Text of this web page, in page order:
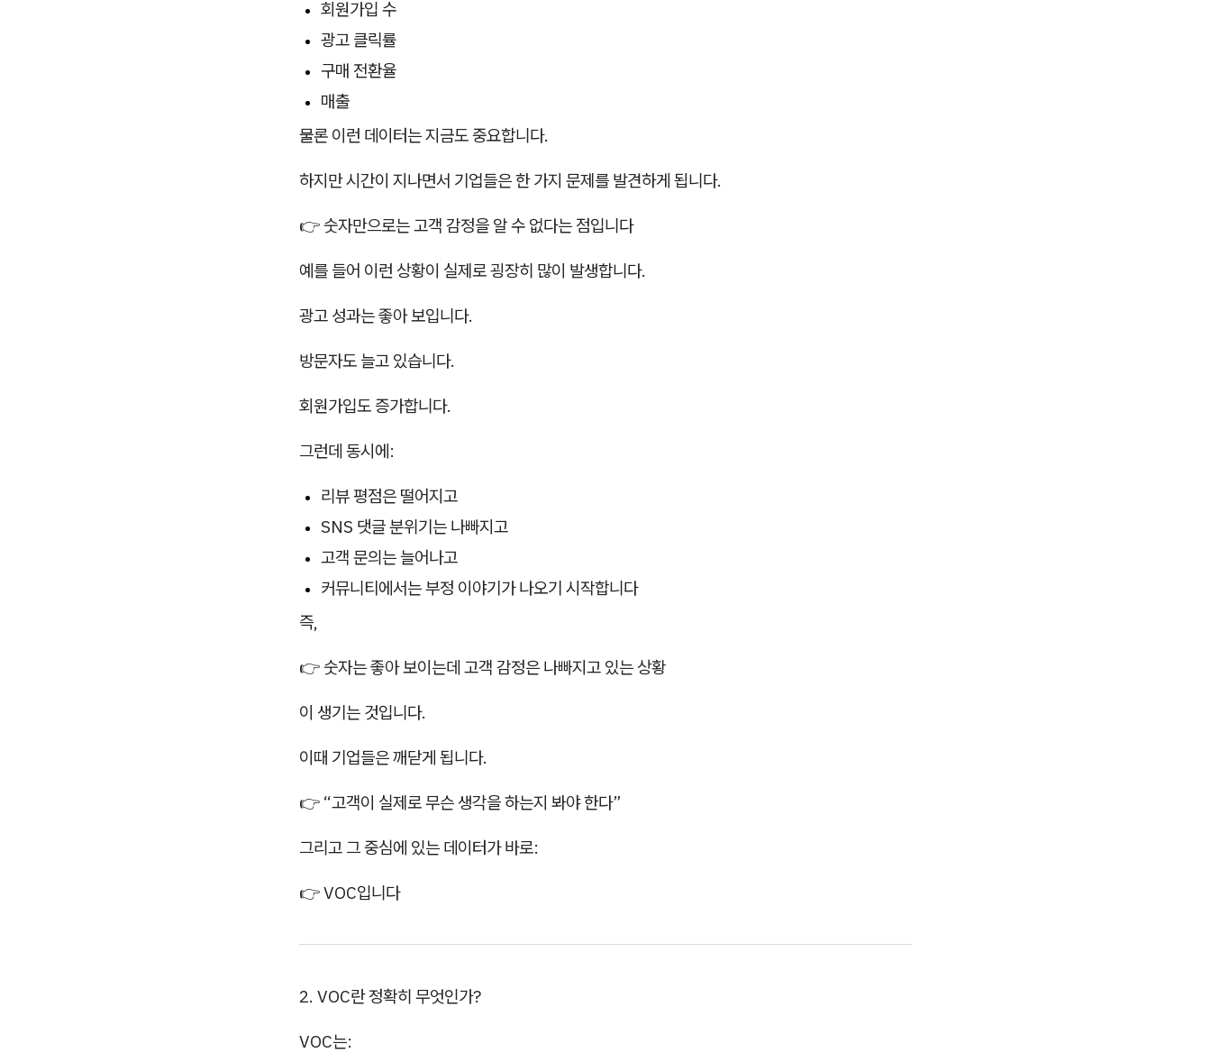
회원가입 수
광고 클릭률
구매 전환율
매출
물론 이런 데이터는 지금도 중요합니다.
하지만 시간이 지나면서 기업들은 한 가지 문제를 발견하게 됩니다.
👉 숫자만으로는 고객 감정을 알 수 없다는 점입니다
예를 들어 이런 상황이 실제로 굉장히 많이 발생합니다.
광고 성과는 좋아 보입니다.
방문자도 늘고 있습니다.
회원가입도 증가합니다.
그런데 동시에:
리뷰 평점은 떨어지고
SNS 댓글 분위기는 나빠지고
고객 문의는 늘어나고
커뮤니티에서는 부정 이야기가 나오기 시작합니다
즉,
👉 숫자는 좋아 보이는데 고객 감정은 나빠지고 있는 상황
이 생기는 것입니다.
이때 기업들은 깨닫게 됩니다.
👉 “고객이 실제로 무슨 생각을 하는지 봐야 한다”
그리고 그 중심에 있는 데이터가 바로:
👉 VOC입니다
2. VOC란 정확히 무엇인가?
VOC는: